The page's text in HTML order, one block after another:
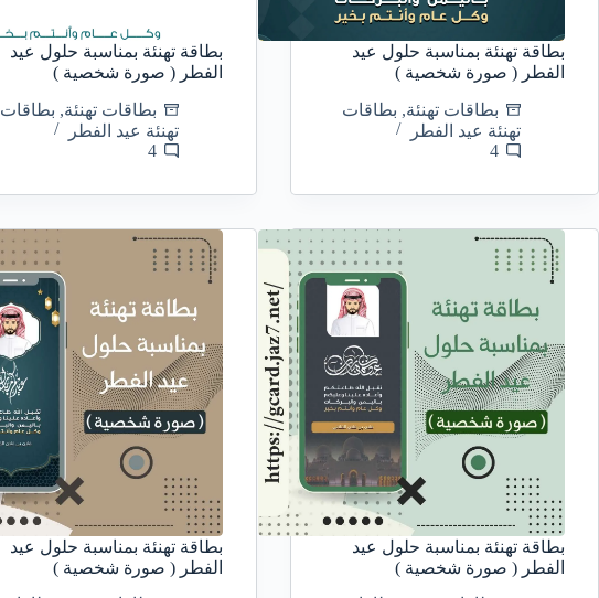
بطاقة تهنئة بمناسبة حلول عيد
الفطر ( صورة شخصية )
بطاقات تهنئة, بطاقات
تهنئة عيد الفطر
4
بطاقة تهنئة بمناسبة حلول عيد
الفطر ( صورة شخصية )
بطاقات تهنئة, بطاقات
تهنئة عيد الفطر
4
بطاقة تهنئة بمناسبة حلول عيد
الفطر ( صورة شخصية )
بطاقة تهنئة بمناسبة حلول عيد
الفطر ( صورة شخصية )